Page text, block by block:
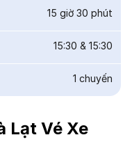
15 giờ 30 phút
15:30 & 15:30
1 chuyến
Lạt Vé Xe